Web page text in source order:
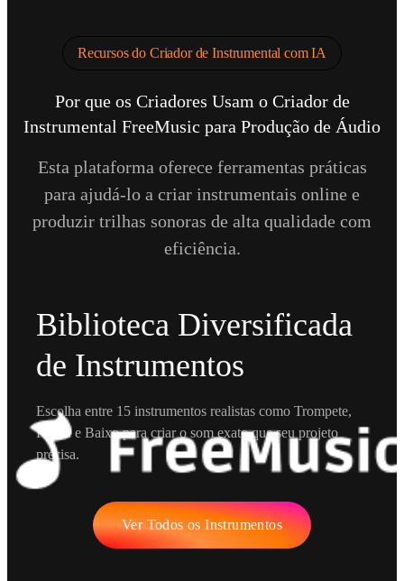
Recursos do Criador de Instrumental com IA
Por que os Criadores Usam o Criador de
Instrumental FreeMusic para Produção de Áudio
Esta plataforma oferece ferramentas práticas
para ajudá-lo a criar instrumentais online e
produzir trilhas sonoras de alta qualidade com
eficiência.
Biblioteca Diversificada
de Instrumentos
Escolha entre 15 instrumentos realistas como Trompete,
Flauta e Baixo para criar o som exato que seu projeto
precisa.
Ver Todos os Instrumentos